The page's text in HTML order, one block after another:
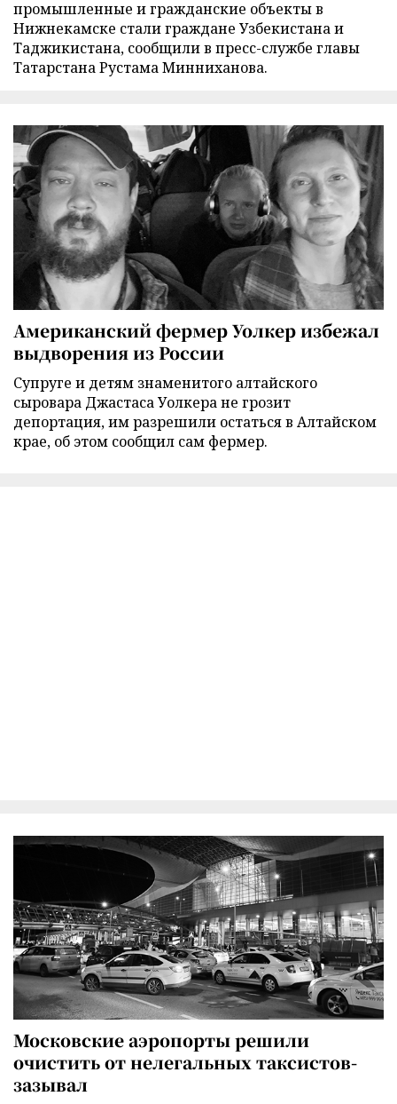
промышленные и гражданские объекты в
Нижнекамске стали граждане Узбекистана и
Таджикистана, сообщили в пресс-службе главы
Татарстана Рустама Минниханова.
Американский фермер Уолкер избежал
выдворения из России
Супруге и детям знаменитого алтайского
сыровара Джастаса Уолкера не грозит
депортация, им разрешили остаться в Алтайском
крае, об этом сообщил сам фермер.
Московские аэропорты решили
очистить от нелегальных таксистов-
зазывал